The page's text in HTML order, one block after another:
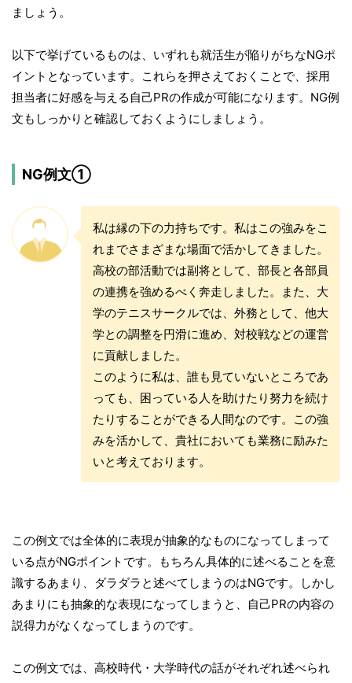
ましょう。
以下で挙げているものは、いずれも就活生が陥りがちなNGポ
イントとなっています。これらを押さえておくことで、採用
担当者に好感を与える自己PRの作成が可能になります。NG例
文もしっかりと確認しておくようにしましょう。
NG例文①
私は縁の下の力持ちです。私はこの強みをこ
れまでさまざまな場面で活かしてきました。
高校の部活動では副将として、部長と各部員
の連携を強めるべく奔走しました。また、大
学のテニスサークルでは、外務として、他大
学との調整を円滑に進め、対校戦などの運営
に貢献しました。
このように私は、誰も見ていないところであ
っても、困っている人を助けたり努力を続け
たりすることができる人間なのです。この強
みを活かして、貴社においても業務に励みた
いと考えております。
この例文では全体的に表現が抽象的なものになってしまって
いる点がNGポイントです。もちろん具体的に述べることを意
識するあまり、ダラダラと述べてしまうのはNGです。しかし
あまりにも抽象的な表現になってしまうと、自己PRの内容の
説得力がなくなってしまうのです。
この例文では、高校時代・大学時代の話がそれぞれ述べられ